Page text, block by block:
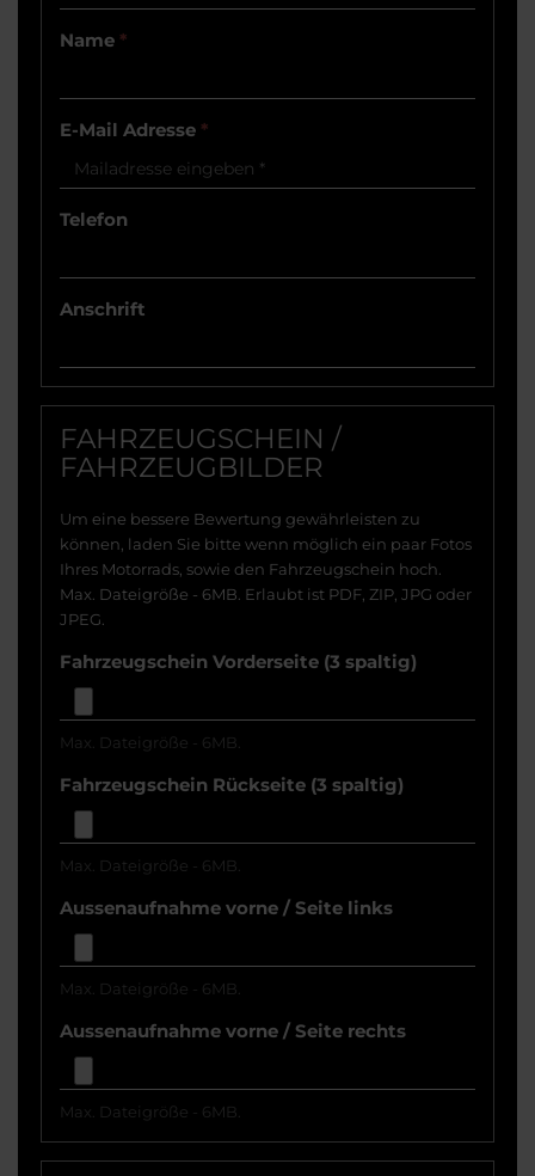
Name *
E-Mail Adresse *
Telefon
Anschrift
FAHRZEUGSCHEIN /
FAHRZEUGBILDER
Um eine bessere Bewertung gewährleisten zu
können, laden Sie bitte wenn möglich ein paar Fotos
Ihres Motorrads, sowie den Fahrzeugschein hoch.
Max. Dateigröße - 6MB. Erlaubt ist PDF, ZIP, JPG oder
JPEG.
Fahrzeugschein Vorderseite (3 spaltig)
Max. Dateigröße - 6MB.
Fahrzeugschein Rückseite (3 spaltig)
Max. Dateigröße - 6MB.
Aussenaufnahme vorne / Seite links
Max. Dateigröße - 6MB.
Aussenaufnahme vorne / Seite rechts
Max. Dateigröße - 6MB.